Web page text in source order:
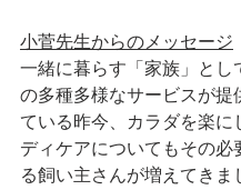
小菅先生からのメッセージ
一緒に暮らす「家族」とし
の多種多様なサービスが提
ている昨今、カラダを楽に
ディケアについてもその必
る飼い主さんが増えてきま